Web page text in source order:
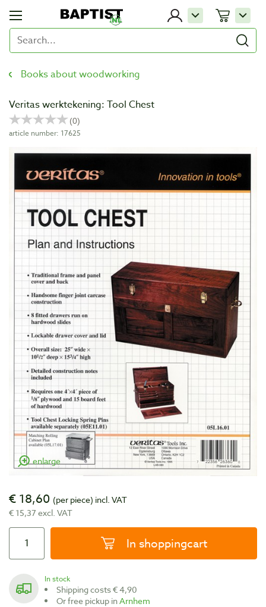
Books about woodworking
Veritas werktekening: Tool Chest
article number: 17625
enlarge
€ 18,60 (per piece) incl. VAT
€ 15,37 excl. VAT
In shoppingcart
In stock
Shipping costs € 4,90
Or free pickup inArnhem